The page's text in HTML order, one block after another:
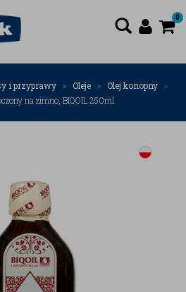
0
i przyprawy Oleje
Olej konopny
na zimno, BIQOIL 250ml